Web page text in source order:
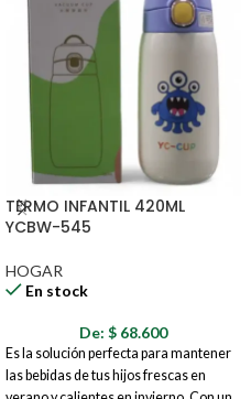
TERMO INFANTIL 420ML
YCBW-545
HOGAR
En stock
De: $ 68.600
Es la solución perfecta para mantener
las bebidas de tus hijos frescas en